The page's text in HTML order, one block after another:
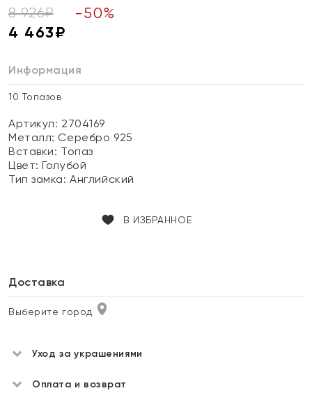
8 926₽ -50%
4 463₽
Информация
10 Топазов
Артикул: 2704169
Металл: Серебро 925
Вставки: Топаз
Цвет:Голубой
Тип замка:Английский
В ИЗБРАННОЕ
Доставка
Выберите город
Уход за украшениями
Оплата и возврат